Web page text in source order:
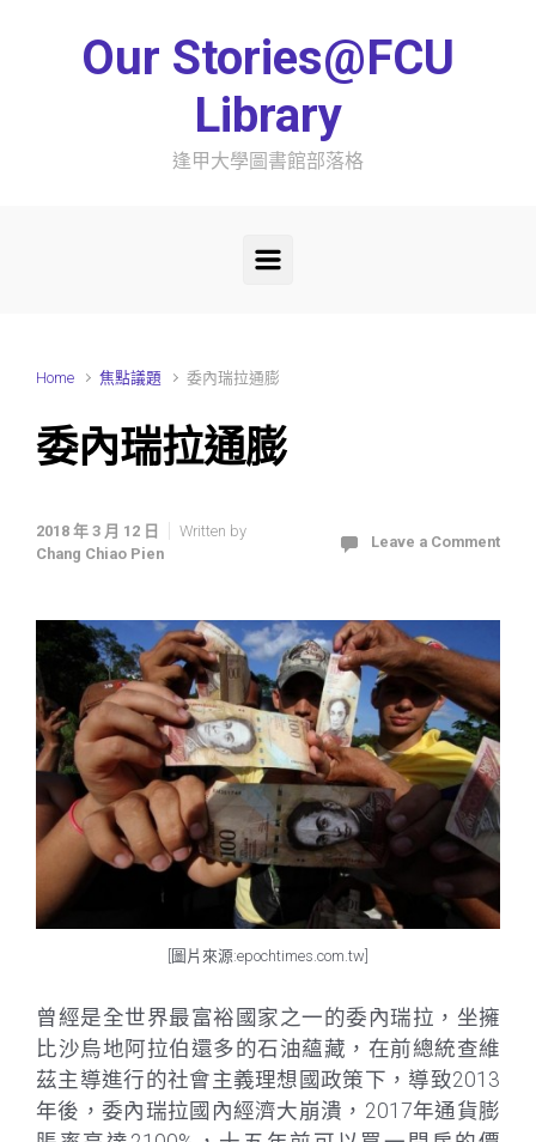
Our Stories@FCU
Library
逢甲大學圖書館部落格
Home 焦點議題 委內瑞拉通膨
委內瑞拉通膨
2018 年 3 月 12 日
Written by
Chang Chiao Pien
Leave a Comment
[圖片來源:epochtimes.com.tw]
曾經是全世界最富裕國家之一的委內瑞拉，坐擁
比沙烏地阿拉伯還多的石油蘊藏，在前總統查維
茲主導進行的社會主義理想國政策下，導致2013
年後，委內瑞拉國內經濟大崩潰，2017年通貨膨